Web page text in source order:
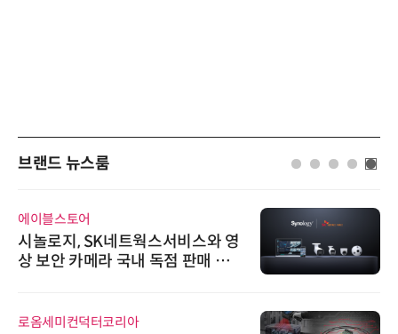
브랜드 뉴스룸
에이블스토어
시놀로지, SK네트웍스서비스와 영
상 보안 카메라 국내 독점 판매 파
로옴세미컨덕터코리아